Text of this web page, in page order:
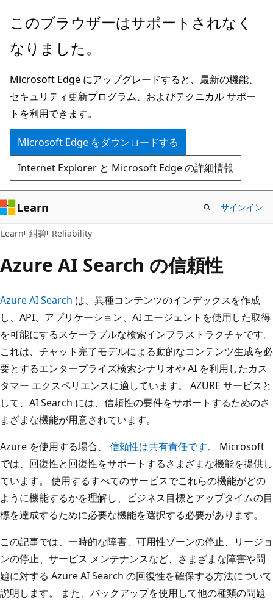
メ
ン
ン
テ
ン
ツ
に
ス
キ
ッ
プ
このブラウザーはサポートされなく
なりました。
Microsoft Edge にアップグレードすると、最新の機能、
セキュリティ更新プログラム、およびテクニカル サポー
トを利用できます。
Microsoft Edge をダウンロードする
Internet Explorer と Microsoft Edge の詳細情報
Learn サインイン
Learn 紺碧 Reliability
Azure AI Search の信頼性
Azure AI Search は、異種コンテンツのインデックスを作成
し、API、アプリケーション、AI エージェントを使用した取得
を可能にするスケーラブルな検索インフラストラクチャです。
これは、チャット完了モデルによる動的なコンテンツ生成を必
要とするエンタープライズ検索シナリオや AI を利用したカス
タマー エクスペリエンスに適しています。 AZURE サービスと
して、AI Search には、信頼性の要件をサポートするためのさ
まざまな機能が用意されています。
Azure を使用する場合、 信頼性は共有責任です。 Microsoft
では、回復性と回復性をサポートするさまざまな機能を提供し
ています。 使用するすべてのサービスでこれらの機能がどの
ように機能するかを理解し、ビジネス目標とアップタイムの目
標を達成するために必要な機能を選択する必要があります。
この記事では、一時的な障害、可用性ゾーンの停止、リージョ
ンの停止、サービス メンテナンスなど、さまざまな障害や問
題に対する Azure AI Search の回復性を確保する方法について
説明します。 また、バックアップを使用して他の種類の問題